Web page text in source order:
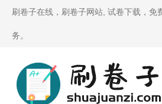
刷卷子在线，刷卷子网站, 试卷下载，
务。